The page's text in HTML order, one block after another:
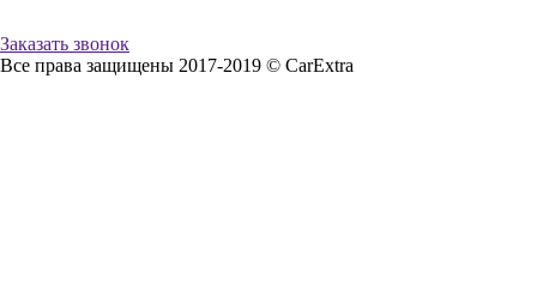
Заказать звонок
Все права защищены 2017-2019 © CarExtra